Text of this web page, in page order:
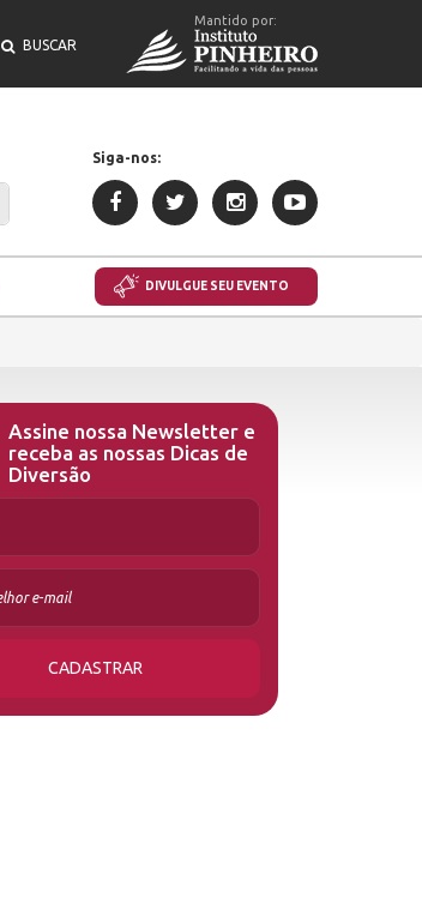
BUSCAR
Mantido por:
Siga-nos:
DIVULGUE SEU EVENTO
Assine nossa Newsletter e
receba as nossas Dicas de
Diversão
CADASTRAR